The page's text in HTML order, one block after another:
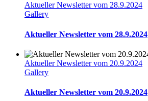
Aktueller Newsletter vom 28.9.2024
Gallery
Aktueller Newsletter vom 28.9.2024
Aktueller Newsletter vom 20.9.2024
Gallery
Aktueller Newsletter vom 20.9.2024